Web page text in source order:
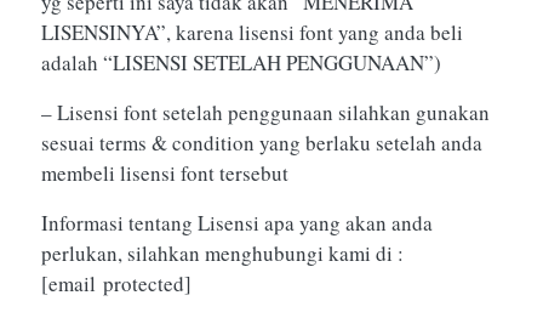
LISENSINYA”, karena lisensi font yang anda beli
adalah “LISENSI SETELAH PENGGUNAAN”)
– Lisensi font setelah penggunaan silahkan gunakan
sesuai terms & condition yang berlaku setelah anda
membeli lisensi font tersebut
Informasi tentang Lisensi apa yang akan anda
perlukan, silahkan menghubungi kami di :
[email protected]